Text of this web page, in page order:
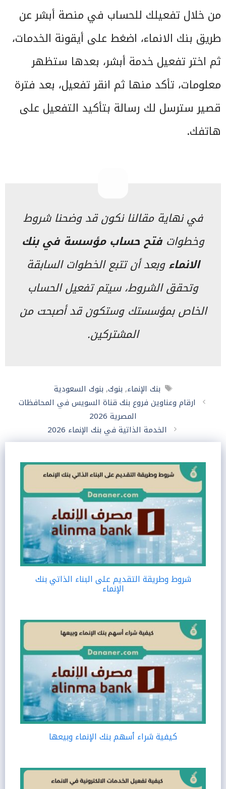
من خلال تفعيلك للحساب في منصة أبشر عن
طريق بنك الانماء، اضغط على أيقونة الخدمات،
ثم اختر تفعيل خدمة أبشر، بعدها ستظهر
معلومات، تأكد منها ثم انقر تفعيل، بعد فترة
قصير سترسل لك رسالة بتأكيد التفعيل على
هاتفك.
في نهاية مقالنا نكون قد وضحنا شروط
وخطواتفتح حساب مؤسسة في بنك
الانماءوبعد أن تتبع الخطوات السابقة
وتحقق الشروط، سيتم تفعيل الحساب
الخاص بمؤسستك وستكون قد أصبحت من
المشتركين.
الوسوم
بنك الإنماء, بنوك, بنوك السعودية
ارقام وعناوين فروع بنك قناة السويس في المحافظات
المصرية 2026
الخدمة الذاتية في بنك الإنماء 2026
شروط وطريقة التقديم على البناء الذاتي بنك
الإنماء
كيفية شراء أسهم بنك الإنماء وبيعها